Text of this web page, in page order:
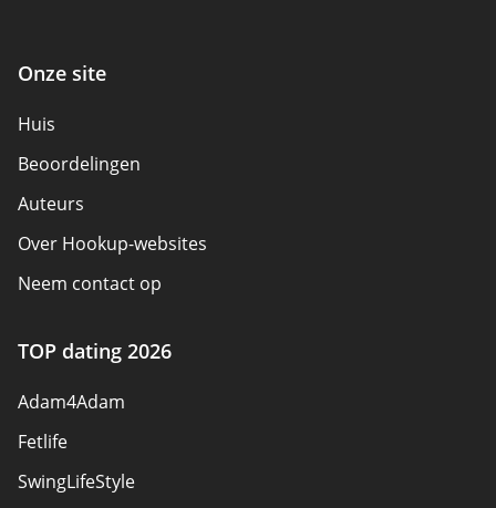
Onze site
Huis
Beoordelingen
Auteurs
Over Hookup-websites
Neem contact op
Waarom partner worden
Sitemap
TOP dating 2026
Adam4Adam
Fetlife
SwingLifeStyle